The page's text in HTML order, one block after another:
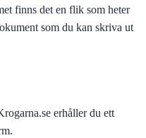
finns det en flik som heter
som du kan skriva ut
erhåller du ett